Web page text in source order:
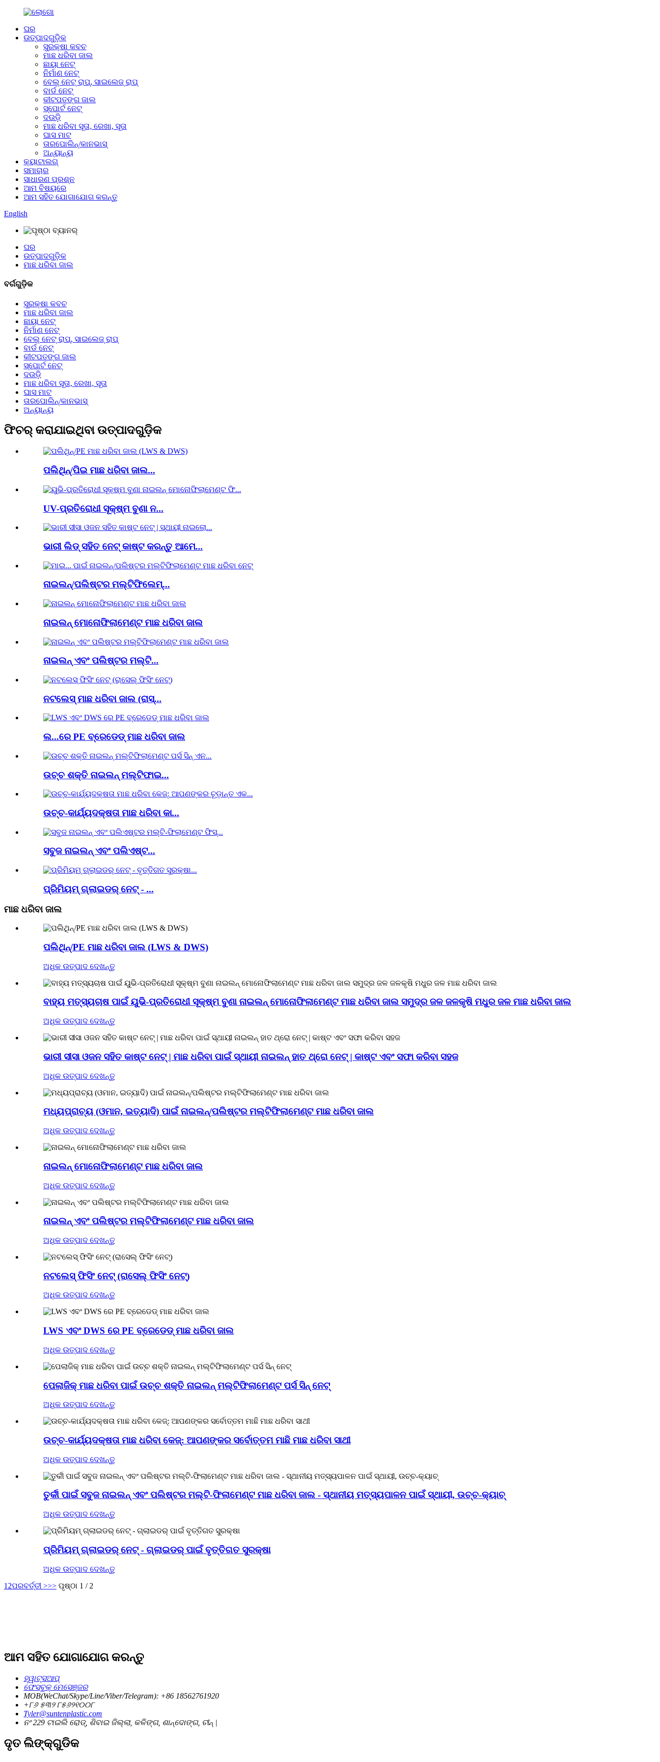
ଘର
ଉତ୍ପାଦଗୁଡ଼ିକ
ସୁରକ୍ଷା କବଚ
ମାଛ ଧରିବା ଜାଲ
ଛାୟା ନେଟ୍
ନିର୍ମାଣ ନେଟ୍
ବେଲ୍ ନେଟ୍ ରାପ୍, ସାଇଲେଜ୍ ରାପ୍
ବାର୍ଡ ନେଟ୍
କୀଟପତଙ୍ଗ ଜାଲ
ସ୍ପୋର୍ଟ ନେଟ୍
ଦଉଡ଼ି
ମାଛ ଧରିବା ସୂତା, ରେଖା, ସୂତା
ଘାସ ମାଟ
ତାରପୋଲିନ୍/କାନଭାସ୍
ଅନ୍ୟାନ୍ୟ
କ୍ୟାଟାଲଗ୍
ସମାଚାର
ସାଧାରଣ ପ୍ରଶ୍ନ
ଆମ ବିଷୟରେ
ଆମ ସହିତ ଯୋଗାଯୋଗ କରନ୍ତୁ
English
ଘର
ଉତ୍ପାଦଗୁଡ଼ିକ
ମାଛ ଧରିବା ଜାଲ
ବର୍ଗଗୁଡ଼ିକ
ସୁରକ୍ଷା କବଚ
ମାଛ ଧରିବା ଜାଲ
ଛାୟା ନେଟ୍
ନିର୍ମାଣ ନେଟ୍
ବେଲ୍ ନେଟ୍ ରାପ୍, ସାଇଲେଜ୍ ରାପ୍
ବାର୍ଡ ନେଟ୍
କୀଟପତଙ୍ଗ ଜାଲ
ସ୍ପୋର୍ଟ ନେଟ୍
ଦଉଡ଼ି
ମାଛ ଧରିବା ସୂତା, ରେଖା, ସୂତା
ଘାସ ମାଟ
ତାରପୋଲିନ୍/କାନଭାସ୍
ଅନ୍ୟାନ୍ୟ
ଫିଚର୍ କରାଯାଇଥିବା ଉତ୍ପାଦଗୁଡ଼ିକ
ପଲିଥିନ୍/ପିଇ ମାଛ ଧରିବା ଜାଲ...
UV-ପ୍ରତିରୋଧୀ ସୂକ୍ଷ୍ମ ବୁଣା ନ...
ଭାରୀ ଲିଡ୍ ସହିତ ନେଟ୍ କାଷ୍ଟ କରନ୍ତୁ ଆମେ...
ନାଇଲନ୍/ପଲିଷ୍ଟର ମଲ୍ଟିଫିଲେମ୍...
ନାଇଲନ୍ ମୋନୋଫିଲାମେଣ୍ଟ ମାଛ ଧରିବା ଜାଲ
ନାଇଲନ୍ ଏବଂ ପଲିଷ୍ଟର ମଲ୍ଟି...
ନଟଲେସ୍ ମାଛ ଧରିବା ଜାଲ (ରାସ୍...
ଲ...ରେ PE ବ୍ରେଡେଡ୍ ମାଛ ଧରିବା ଜାଲ
ଉଚ୍ଚ ଶକ୍ତି ନାଇଲନ୍ ମଲ୍ଟିଫାଇ...
ଉଚ୍ଚ-କାର୍ଯ୍ୟଦକ୍ଷତା ମାଛ ଧରିବା କା...
ସବୁଜ ନାଇଲନ୍ ଏବଂ ପଲିଏଷ୍ଟ...
ପ୍ରିମିୟମ୍ ଗ୍ଲାଇଡର୍ ନେଟ୍ - ...
ମାଛ ଧରିବା ଜାଲ
ପଲିଥିନ୍/PE ମାଛ ଧରିବା ଜାଲ (LWS & DWS)
ଅଧିକ ଉତ୍ପାଦ ଦେଖନ୍ତୁ
ବାହ୍ୟ ମତ୍ସ୍ୟଚାଷ ପାଇଁ ୟୁଭି-ପ୍ରତିରୋଧୀ ସୂକ୍ଷ୍ମ ବୁଣା ନାଇଲନ୍ ମୋନୋଫିଲାମେଣ୍ଟ ମାଛ ଧରିବା ଜାଲ ସମୁଦ୍ର ଜଳ ଜଳକୃଷି ମଧୁର ଜଳ ମାଛ ଧରିବା ଜାଲ
ଅଧିକ ଉତ୍ପାଦ ଦେଖନ୍ତୁ
ଭାରୀ ସୀସା ଓଜନ ସହିତ କାଷ୍ଟ ନେଟ୍ | ମାଛ ଧରିବା ପାଇଁ ସ୍ଥାୟୀ ନାଇଲନ୍ ହାତ ଥ୍ରୋ ନେଟ୍ | କାଷ୍ଟ ଏବଂ ସଫା କରିବା ସହଜ
ଅଧିକ ଉତ୍ପାଦ ଦେଖନ୍ତୁ
ମଧ୍ୟପ୍ରାଚ୍ୟ (ଓମାନ, ଇତ୍ୟାଦି) ପାଇଁ ନାଇଲନ୍/ପଲିଷ୍ଟର ମଲ୍ଟିଫିଲାମେଣ୍ଟ ମାଛ ଧରିବା ଜାଲ
ଅଧିକ ଉତ୍ପାଦ ଦେଖନ୍ତୁ
ନାଇଲନ୍ ମୋନୋଫିଲାମେଣ୍ଟ ମାଛ ଧରିବା ଜାଲ
ଅଧିକ ଉତ୍ପାଦ ଦେଖନ୍ତୁ
ନାଇଲନ୍ ଏବଂ ପଲିଷ୍ଟର ମଲ୍ଟିଫିଲାମେଣ୍ଟ ମାଛ ଧରିବା ଜାଲ
ଅଧିକ ଉତ୍ପାଦ ଦେଖନ୍ତୁ
ନଟଲେସ୍ ଫିସିଂ ନେଟ୍ (ରାସେଲ୍ ଫିସିଂ ନେଟ୍)
ଅଧିକ ଉତ୍ପାଦ ଦେଖନ୍ତୁ
LWS ଏବଂ DWS ରେ PE ବ୍ରେଡେଡ୍ ମାଛ ଧରିବା ଜାଲ
ଅଧିକ ଉତ୍ପାଦ ଦେଖନ୍ତୁ
ପେଲାଜିକ୍ ମାଛ ଧରିବା ପାଇଁ ଉଚ୍ଚ ଶକ୍ତି ନାଇଲନ୍ ମଲ୍ଟିଫିଲାମେଣ୍ଟ ପର୍ସ ସିନ୍ ନେଟ୍
ଅଧିକ ଉତ୍ପାଦ ଦେଖନ୍ତୁ
ଉଚ୍ଚ-କାର୍ଯ୍ୟଦକ୍ଷତା ମାଛ ଧରିବା କେଜ୍: ଆପଣଙ୍କର ସର୍ବୋତ୍ତମ ମାଛି ମାଛ ଧରିବା ସାଥୀ
ଅଧିକ ଉତ୍ପାଦ ଦେଖନ୍ତୁ
ତୁର୍କୀ ପାଇଁ ସବୁଜ ନାଇଲନ୍ ଏବଂ ପଲିଷ୍ଟର ମଲ୍ଟି-ଫିଲାମେଣ୍ଟ ମାଛ ଧରିବା ଜାଲ - ସ୍ଥାନୀୟ ମତ୍ସ୍ୟପାଳନ ପାଇଁ ସ୍ଥାୟୀ, ଉଚ୍ଚ-କ୍ୟାଚ୍
ଅଧିକ ଉତ୍ପାଦ ଦେଖନ୍ତୁ
ପ୍ରିମିୟମ୍ ଗ୍ଲାଇଡର୍ ନେଟ୍ - ଗ୍ଲାଇଡର୍ ପାଇଁ ବୃତ୍ତିଗତ ସୁରକ୍ଷା
ଅଧିକ ଉତ୍ପାଦ ଦେଖନ୍ତୁ
1 2ପରବର୍ତ୍ତୀ >>> ପୃଷ୍ଠା 1 / 2
ଆମ ସହିତ ଯୋଗାଯୋଗ କରନ୍ତୁ
ହ୍ୱାଟ୍ସଆପ୍
ଫେସବୁକ୍ ମେସେଞ୍ଜର
MOB(WeChat/Skype/Line/Viber/Telegram): +86 18562761920
+୮୬ ୫୩୨ ୮୫୬୨୧୦୦୮
Tyler@suntenplastic.com
ନଂ 229 ଟାଇଲି ରୋଡ୍, ଶିବାଇ ଜିଲ୍ଲା, କଳିଙ୍ଗ, ଶାନ୍ଦୋଙ୍ଗ, ଚୀନ୍ |
ଦୃତ ଲିଙ୍କ୍ଗୁଡିକ